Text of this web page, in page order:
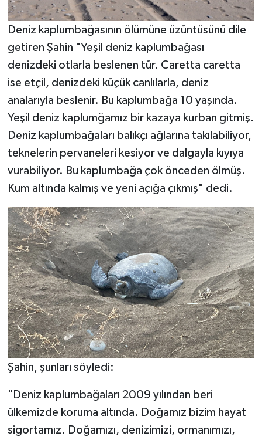
Deniz kaplumbağasının ölümüne üzüntüsünü dile
getiren Şahin "Yeşil deniz kaplumbağası
denizdeki otlarla beslenen tür. Caretta caretta
ise etçil, denizdeki küçük canlılarla, deniz
analarıyla beslenir. Bu kaplumbağa 10 yaşında.
Yeşil deniz kaplumğamız bir kazaya kurban gitmiş.
Deniz kaplumbağaları balıkçı ağlarına takılabiliyor,
teknelerin pervaneleri kesiyor ve dalgayla kıyıya
vurabiliyor. Bu kaplumbağa çok önceden ölmüş.
Kum altında kalmış ve yeni açığa çıkmış" dedi.
Şahin, şunları söyledi:
"Deniz kaplumbağaları 2009 yılından beri
ülkemizde koruma altında. Doğamız bizim hayat
sigortamız. Doğamızı, denizimizi, ormanımızı,